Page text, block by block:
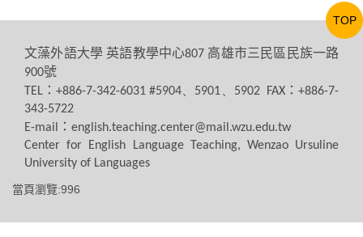
文藻外語大學 英語教學中心807 高雄市三民區民族一路
900號
TEL ：+886-7-342-6031 #5904、5901、5902 FAX：+886-7-
343-5722
E-mail
： english.teaching.center@mail.wzu.edu.tw
Center for English Language Teaching, Wenzao Ursuline
University of Languages
當頁瀏覽:996
TOP